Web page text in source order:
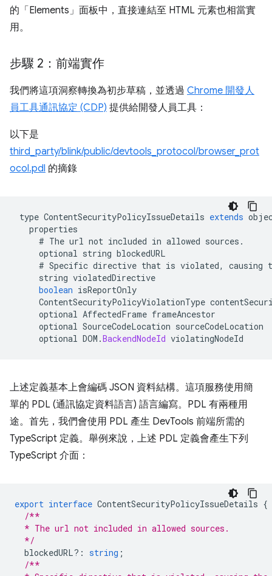
的「Elements」 面板中，直接連結至 HTML 元素也相當實
用。
步驟 2：前端實作
我們將這項洞察轉換為初步草稿，並透過 Chrome 開發人
員工具通訊協定 (CDP) 提供給開發人員工具：
以下是
third_party/blink/public/devtools_protocol/browser_prot
ocol.pdl 的摘錄
type ContentSecurityPolicyIssueDetails extends
properties
# The url not included in allowed sources .
optional string blockedURL
# Specific directive that is violated, causing
string violatedDirective
boolean isReportOnly
ContentSecurityPolicyViolationType
optional AffectedFrame frameAncestor
optional SourceCodeLocation sourceCodeLocation
optional DOM .BackendNodeId violatingNodeId
上述定義基本上會編碼 JSON 資料結構。這項服務使用簡
單的 PDL (通訊協定資料語言) 語言編寫。PDL 有兩種用
途。首先，我們會使用 PDL 產生 DevTools 前端所需的
TypeScript 定義。舉例來說，上述 PDL 定義會產生下列
TypeScript 介面：
export interface ContentSecurityPolicyIssueDetails {
/**
  * The url not included in allowed sources.
  */
blockedURL? : string ;
/**